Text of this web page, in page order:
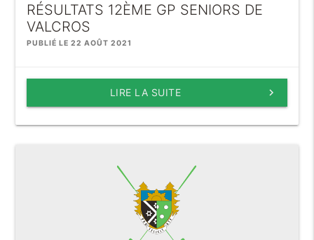
RÉSULTATS 12ÈME GP SENIORS DE
VALCROS
PUBLIÉ LE 22 AOÛT 2021
keyboard_arrow_right
LIRE LA SUITE